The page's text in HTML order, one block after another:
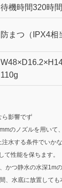
待機時間320時間
防まつ（IPX4相
110g
影響でず
のノズルを用いて
水する条件でいか
て性能を保ちます。
かつ静水の水深1m
、水底に放置して